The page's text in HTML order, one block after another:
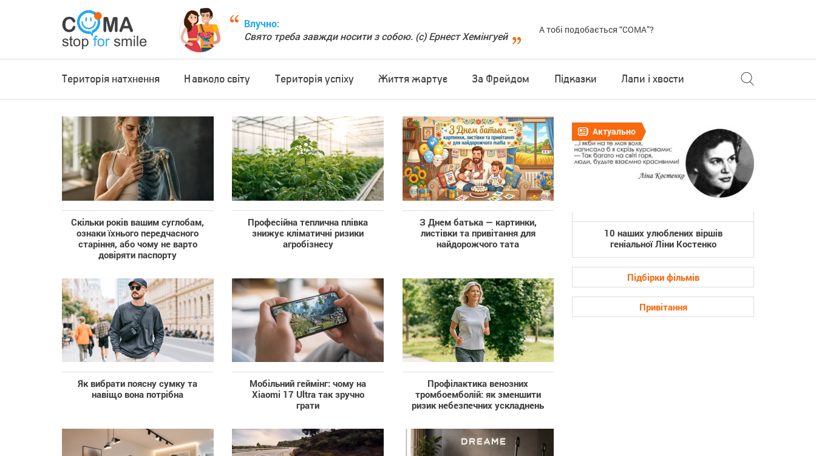
Влучно:
Свято треба завжди носити з собою. (с) Ернест Хемінгуей
А тобі подобається “COMA”?
Територія натхнення Навколо світу Територія успіху Життя жартує За Фрейдом Підказки Лапи і хвости
Скільки років вашим суглобам,
ознаки їхнього передчасного
старіння, або чому не варто
довіряти паспорту
Професійна теплична плівка
знижує кліматичні ризики
агробізнесу
З Днем батька — картинки,
листівки та привітання для
найдорожчого тата
Як вибрати поясну сумку та
навіщо вона потрібна
Мобільний геймінг: чому на
Xiaomi 17 Ultra так зручно
грати
Профілактика венозних
тромбоемболій: як зменшити
ризик небезпечних ускладнень
Актуально
10 наших улюблених віршів
геніальної Ліни Костенко
Підбірки фільмів
Привітання